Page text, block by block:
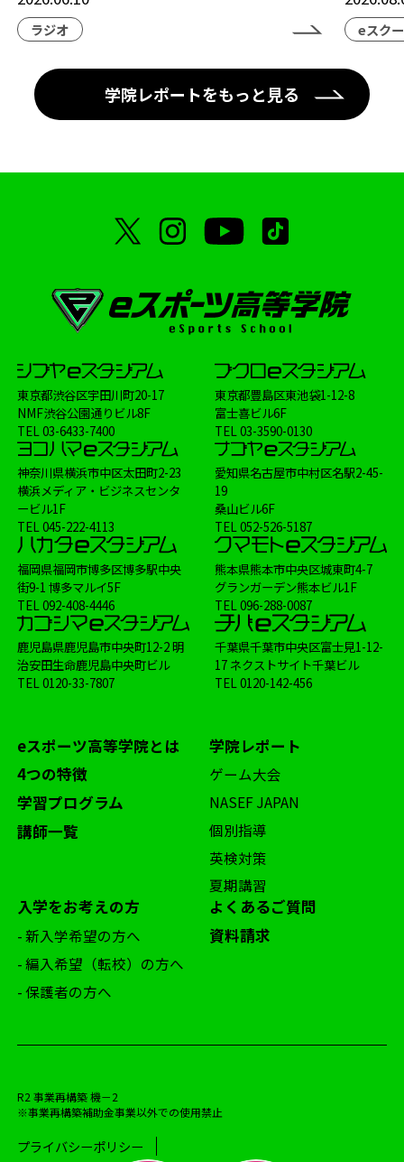
高校生大会
クマモトeスタジアム
eスポーツ高等学院博多校
横浜市
横浜市にぎわいスポーツ文化局
VTuber
ハイスクールeスポーツライフ
海外視察
STAGE:0
シブヤeスタジアム
ブクロeスタジアム
ナゴヤeスタジアム
ヨコハマeスタジアム
大会
Shadowverse
学校生活
メディア掲載情報
制服
イベント
オンラインコース
ラジオ eスク
学院レポートをもっと見る
東京都渋谷区宇田川町20-17
NMF渋谷公園通りビル8F
TEL03-6433-7400
東京都豊島区東池袋1-12-8
富士喜ビル6F
TEL03-3590-0130
神奈川県横浜市中区太田町2-23
横浜メディア・ビジネスセンタ
ービル1F
TEL045-222-4113
愛知県名古屋市中村区名駅2-45-
19
桑山ビル6F
TEL052-526-5187
福岡県福岡市博多区博多駅中央
街9-1 博多マルイ5F
TEL092-408-4446
熊本県熊本市中央区城東町4-7
グランガーデン熊本ビル1F
TEL096-288-0087
鹿児島県鹿児島市中央町12-2 明
治安田生命鹿児島中央町ビル
TEL0120-33-7807
千葉県千葉市中央区富士見1-12-
17 ネクストサイト千葉ビル
TEL0120-142-456
eスポーツ高等学院とは
4つの特徴
学習プログラム
講師一覧
学院レポート
ゲーム大会
NASEF JAPAN
個別指導
英検対策
夏期講習
入学をお考えの方
- 新入学希望の方へ
- 編入希望（転校）の方へ
- 保護者の方へ
よくあるご質問
資料請求
R2 事業再構築 機－2
※事業再構築補助金事業以外での使用禁止
プライバシーポリシー